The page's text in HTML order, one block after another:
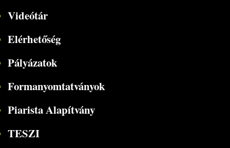
Videótár
Elérhetőség
Pályázatok
Formanyomtatványok
Piarista Alapítvány
TESZI